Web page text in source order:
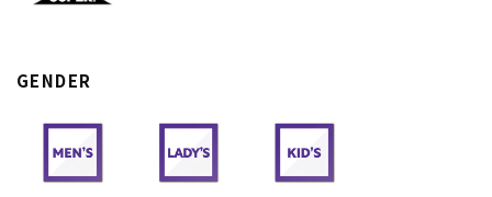
特集一覧
RIDE LIFE MAGAZINE一
スタッフスナップ
会員ランク
店頭受取サービス
ギフトラッピング
アフターサポート
GENDER